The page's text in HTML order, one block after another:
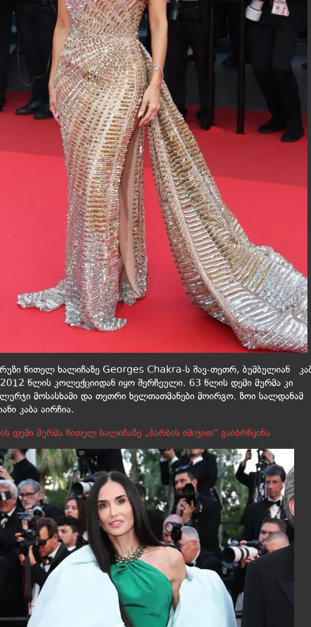
წითელ ხალიჩაზე Georges Chakra-ს შავ-თეთრ, ბუმბულიან
წლის კოლექციიდან იყო შერჩეული. 63 წლის დემი მურმა კი
ლურჯი მოსასხამი და თეთრი ხელთათმანები მოირგო. ზოი სალდანამ
კაბა აირჩია.
მურმა წითელ ხალიჩაზე „ბარბის იმიჯით“ გაიბრწყინა